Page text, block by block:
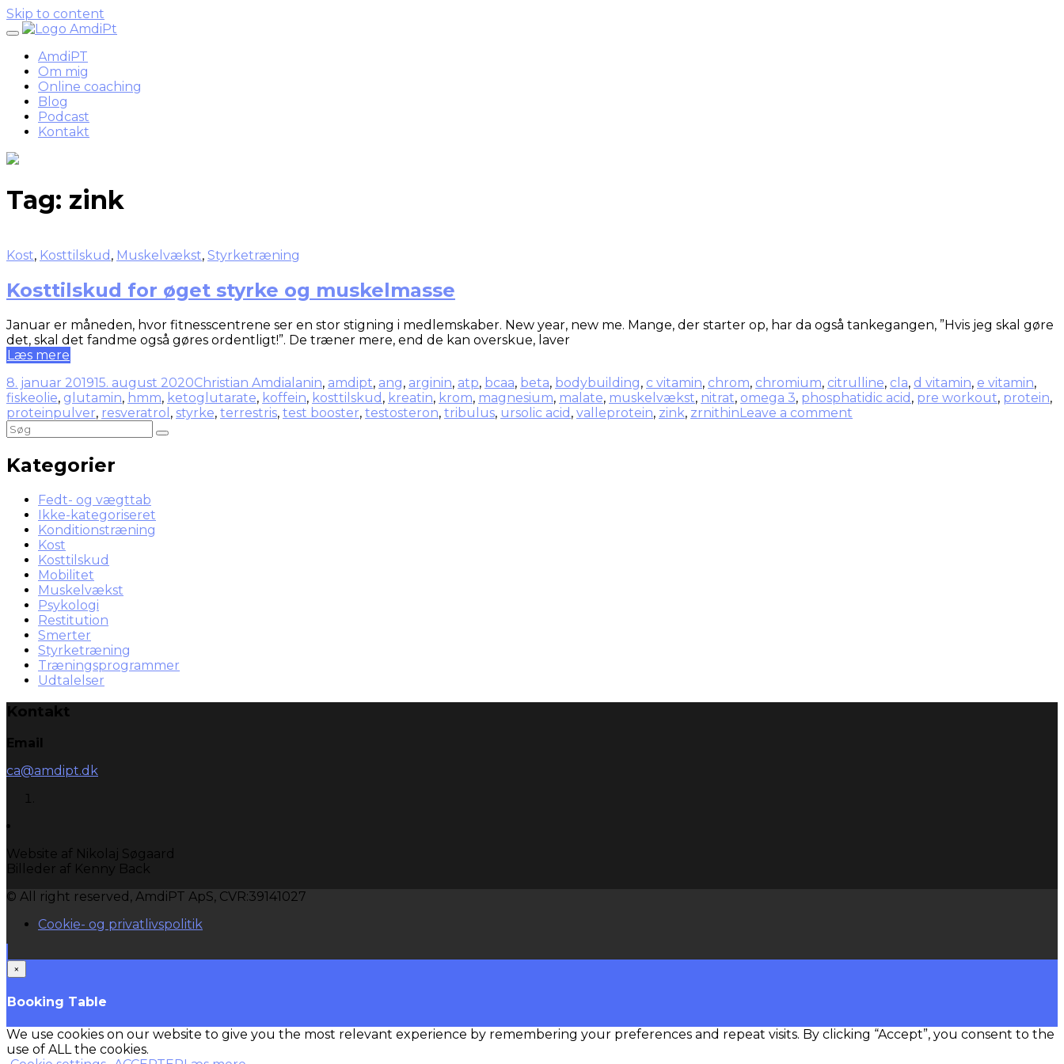
Skip to content
AmdiPT
Om mig
Online coaching
Blog
Podcast
Kontakt
Tag: zink
Kost, Kosttilskud , Muskelvækst, Styrketræning
Kosttilskud for øget styrke og muskelmasse
Januar er måneden, hvor fitnesscentrene ser en stor stigning i medlemskaber. New year, new me. Mange, der starter op, har da også tankegangen, ”Hvis jeg skal gøre
det, skal det fandme også gøres ordentligt!”. De træner mere, end de kan overskue, laver
Læs mere
8. januar 201915. august 2020Christian Amdialanin, amdipt, ang, arginin, atp, bcaa, beta, bodybuilding, c vitamin, chrom, chromium, citrulline, cla, d vitamin, e vitamin,
fiskeolie, glutamin, hmm, ketoglutarate, koffein, kosttilskud , kreatin, krom, magnesium, malate, muskelvækst, nitrat, omega 3, phosphatidic acid , pre workout, protein,
proteinpulver, resveratrol , styrke, terrestris, test booster, testosteron, tribulus, ursolic acid , valleprotein, zink, zrnithinLeave a comment
Kategorier
Fedt- og vægttab
Ikke-kategoriseret
Konditionstræning
Kost
Kosttilskud
Mobilitet
Muskelvækst
Psykologi
Restitution
Smerter
Styrketræning
Træningsprogrammer
Udtalelser
Kontakt
Email
ca@amdipt.dk
Website af Nikolaj Søgaard
Billeder af Kenny Back
© All right reserved, AmdiPT ApS, CVR:39141027
Cookie- og privatlivspolitik
×
Booking Table
We use cookies on our website to give you the most relevant experience by remembering your preferences and repeat visits. By clicking “Accept”, you consent to the
use of ALL the cookies.